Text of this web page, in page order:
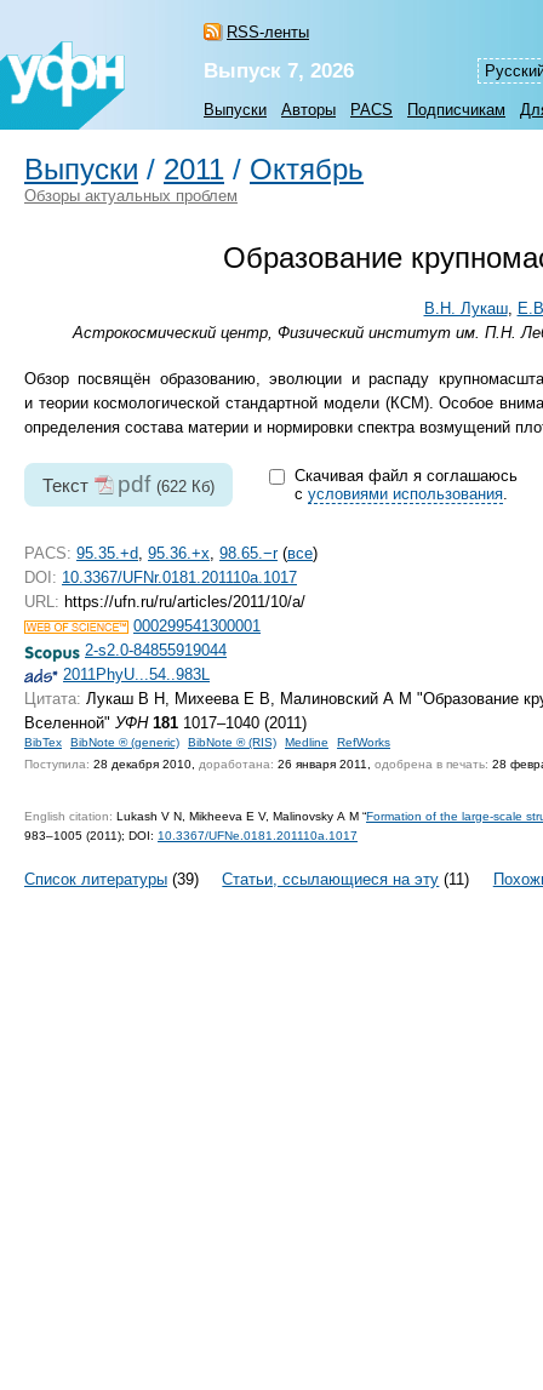
RSS-ленты
Выпуск 7, 2026
Выпуски Авторы PACS Подписчикам
Выпуски / 2011 / Октябрь
Обзоры актуальных проблем
Образование
В.Н. Лукаш,
Астрокосмический центр, Физический институт им. П.Н.
Обзор посвящён образованию, эволюции и распаду
и теории космологической стандартной модели (КСМ). Особое
определения состава материи и нормировки спектра возмущений
Текст pdf (622 Кб)
Скачивая файл я соглашаюсь
с условиями использования.
PACS: 95.35.+d 95.36.+x 98.65.−r(все)
DOI: 10.3367/UFNr.0181.201110a.1017
URL: https://ufn.ru/ru/articles/2011/10/a/
000299541300001
2-s2.0-84855919044
2011PhyU...54..983L
Цитата: Лукаш В Н, Михеева Е В, Малиновский А М "Образование
Вселенной" УФН 181 1017–1040 (2011)
BibTex BibNote ® (generic) BibNote ® (RIS) Medline
RefWorks
Поступила: 28 декабря 2010, доработана: 26 января 2011, одобрена в печать: 28
English citation: Lukash V N, Mikheeva E V, Malinovsky A M “Formation of the large-scale
983–1005 (2011); DOI: 10.3367/UFNe.0181.201110a.1017
Список литературы (39) Статьи, ссылающиеся на эту (11)